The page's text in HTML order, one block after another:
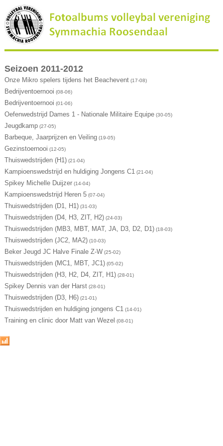
Seizoen 2011-2012
Onze Mikro spelers tijdens het Beachevent(17-08)
Bedrijventoernooi (08-06)
Bedrijventoernooi (01-06)
Oefenwedstrijd Dames 1 - Nationale Militaire Equipe(30-05)
Jeugdkamp(27-05)
Barbeque, Jaarprijzen en Veiling(19-05)
Gezinstoernooi (12-05)
Thuiswedstrijden (H1)(21-04)
Kampioenswedstrijd en huldiging Jongens C1(21-04)
Spikey Michelle Duijzer(14-04)
Kampioenswedstrijd Heren 5(07-04)
Thuiswedstrijden (D1, H1)(31-03)
Thuiswedstrijden (D4, H3, ZIT, H2)(24-03)
Thuiswedstrijden (MB3, MBT, MAT, JA, D3, D2, D1)(18-03)
Thuiswedstrijden (JC2, MA2)(10-03)
Beker Jeugd JC Halve Finale Z-W(25-02)
Thuiswedstrijden (MC1, MBT, JC1)(05-02)
Thuiswedstrijden (H3, H2, D4, ZIT, H1)(28-01)
Spikey Dennis van der Harst(28-01)
Thuiswedstrijden (D3, H6)(21-01)
Thuiswedstrijden en huldiging jongens C1(14-01)
Training en clinic door Matt van Wezel (08-01)